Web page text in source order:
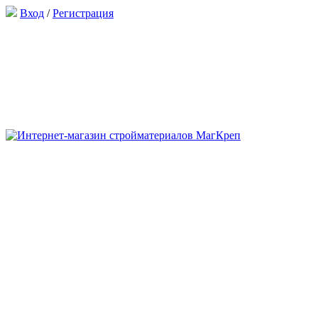
Вход /Регистрация